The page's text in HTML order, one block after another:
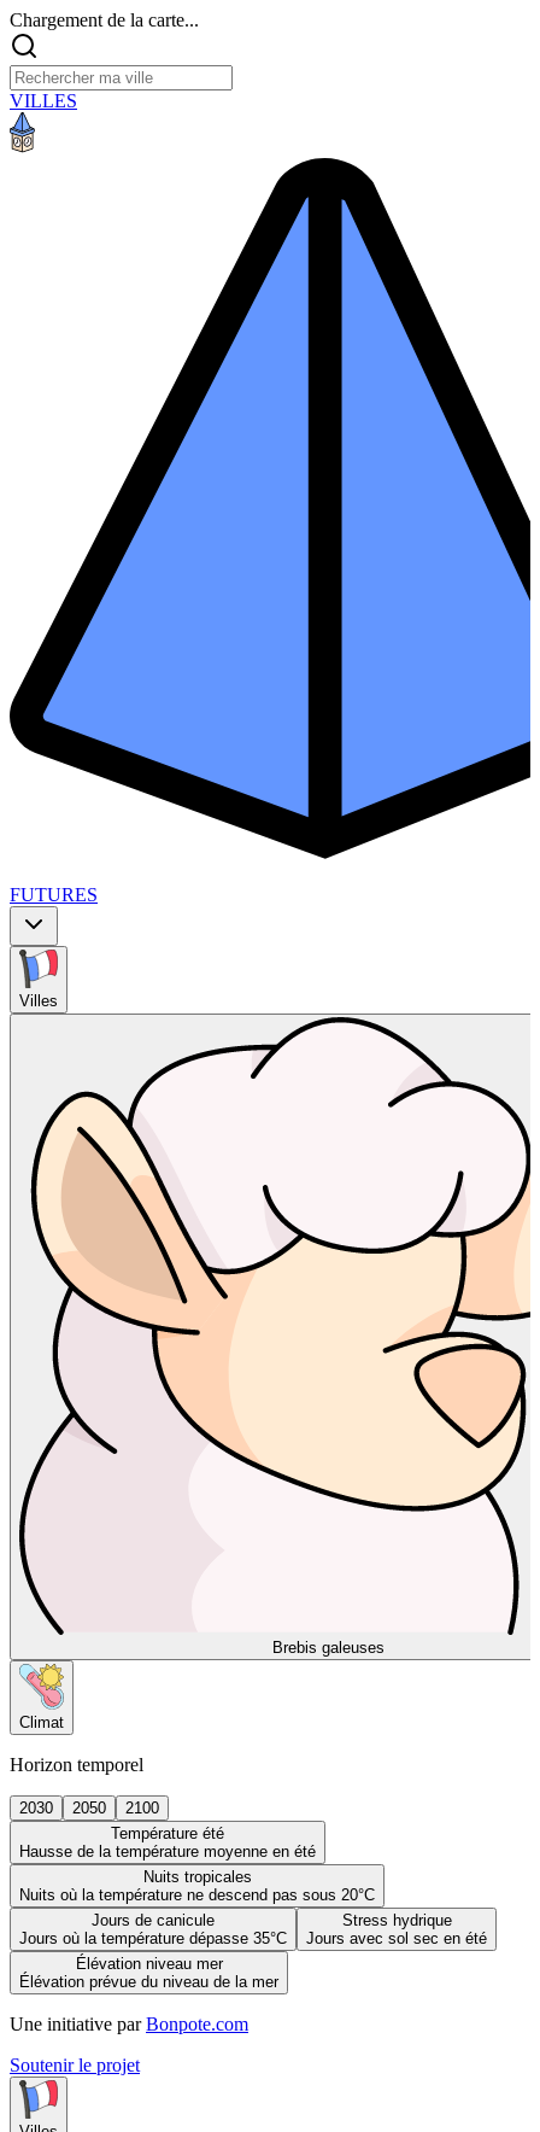
Chargement de la carte...
VILLES
FUTURES
Villes
Brebis galeuses
Climat
Horizon temporel
2030 2050
2100
Température été
Hausse de la température moyenne en été
Nuits tropicales
Nuits où la température ne descend pas sous 20°C
Jours de canicule
Jours où la température dépasse 35°C
Stress hydrique
Jours avec sol sec en été
Élévation niveau mer
Élévation prévue du niveau de la mer
Une initiative par Bonpote.com
Soutenir le projet